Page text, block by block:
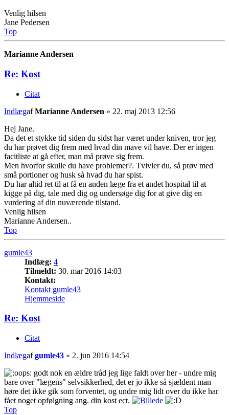
Venlig hilsen
Jane Pedersen
Top
Marianne Andersen
Re: Kost
Citat
IndlægafMarianne Andersen » 22. maj 2013 12:56
Hej Jane.
Da det et stykke tid siden du sidst har været under kniven, tror jeg
du har prøvet dig frem med hvad din mave vil have. Der er ingen
facitliste at gå efter, man må prøve sig frem.
Men hvorfor skulle du have problemer?. Tvivler du, så prøv med
små portioner og husk så hvad du har spist.
Du har altid ret til at få en anden læge fra et andet hospital til at
kigge på dig, tale med dig og undersøge dig for at give dig en
vurdering af din nuværende tilstand.
Venlig hilsen
Marianne Andersen..
Top
gumle43
Indlæg: 4
Tilmeldt: 30. mar 2016 14:03
Kontakt:
Kontakt gumle43
Hjemmeside
Re: Kost
Citat
Indlægafgumle43 » 2. jun 2016 14:54
godt nok en ældre tråd jeg lige faldt over her - undre mig
bare over "lægens" selvsikkerhed, det er jo ikke så sjældent man
høre det ikke gik som forventet, og undre mig lidt over du ikke har
fået noget opfølgning ang. din kost ect.
Top